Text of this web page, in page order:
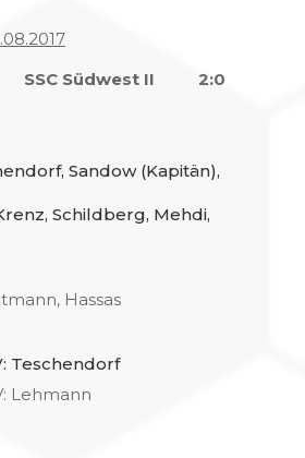
SSC Südwest II 2:0
Sandow (Kapitän),
Schildberg, Mehdi,
Hassas